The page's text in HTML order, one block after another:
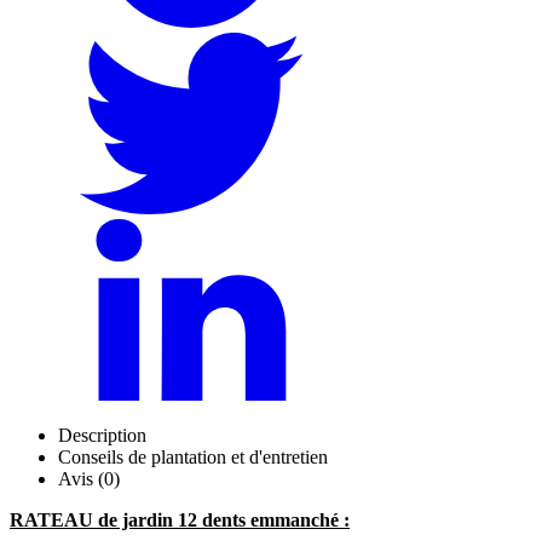
Description
Conseils de plantation et d'entretien
Avis (0)
RATEAU de jardin 12 dents emmanché :